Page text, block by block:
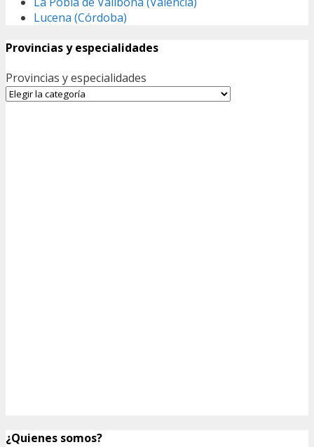
Lucena (Córdoba)
Provincias y especialidades
Provincias y especialidades
¿Quienes somos?